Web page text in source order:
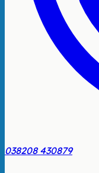
038208 430879